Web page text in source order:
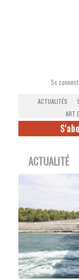
Se
ACTUALITÉS
ART
ACTUALITÉ